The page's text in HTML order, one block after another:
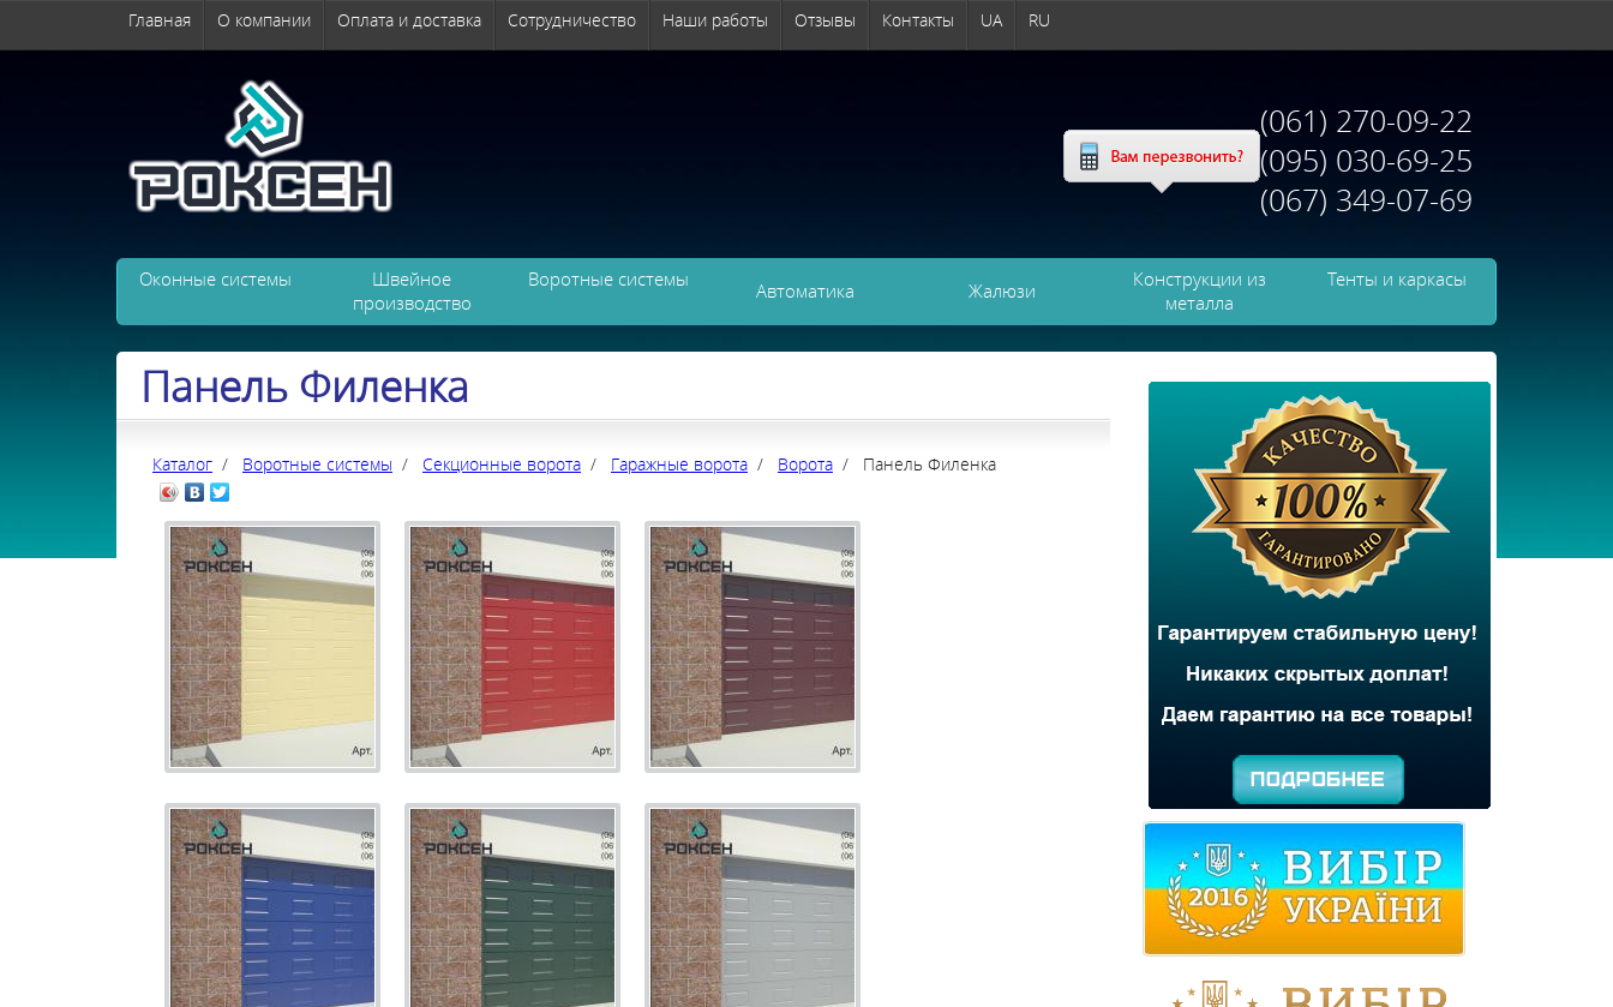
Главная О компании Оплата и доставка Сотрудничество Наши работы Отзывы Контакты UA RU
(061) 270-09-22
(095) 030-69-25
(067) 349-07-69
Оконные системы
Швейное
производство
Воротные системы Автоматика Жалюзи
Конструкции из
металла
Тенты и каркасы
Панель Филенка
Каталог / Воротные системы / Секционные ворота / Гаражные ворота / Ворота / Панель Филенка